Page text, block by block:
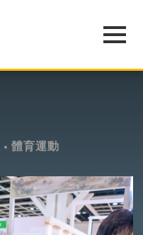
體育運動